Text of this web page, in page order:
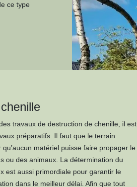
ce type
travaux de destruction de chenille, il est
préparatifs. Il faut que le terrain
matériel puisse faire propager le
ou des animaux. La détermination du
est aussi primordiale pour garantir le
dans le meilleur délai. Afin que tout